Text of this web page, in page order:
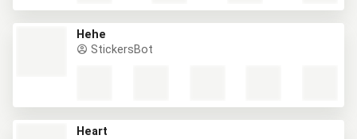
Hehe
StickersBot
Heart